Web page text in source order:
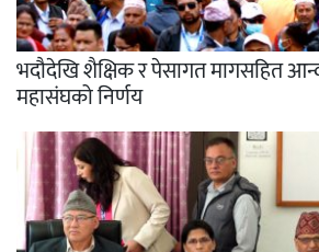
भदौदेखि शैक्षिक र पेसागत मागसहित
महासंघको निर्णय